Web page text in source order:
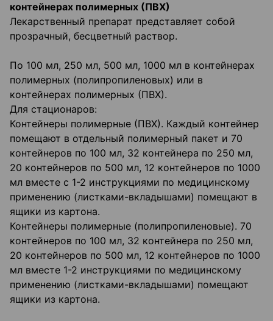
контейнерах полимерных (ПВХ)
Лекарственный препарат представляет собой
прозрачный, бесцветный раствор.
По 100 мл, 250 мл, 500 мл, 1000 мл в контейнерах
полимерных (полипропиленовых) или в
контейнерах полимерных (ПВХ).
Для стационаров:
Контейнеры полимерные (ПВХ). Каждый контейнер
помещают в отдельный полимерный пакет и 70
контейнеров по 100 мл, 32 контейнера по 250 мл,
20 контейнеров по 500 мл, 12 контейнеров по 1000
мл вместе с 1-2 инструкциями по медицинскому
применению (листками-вкладышами) помещают в
ящики из картона.
Контейнеры полимерные (полипропиленовые). 70
контейнеров по 100 мл, 32 контейнера по 250 мл,
20 контейнеров по 500 мл, 12 контейнеров по 1000
мл вместе 1-2 инструкциями по медицинскому
применению (листками-вкладышами) помещают
ящики из картона.